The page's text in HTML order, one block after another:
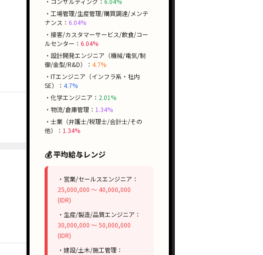
・工場管理/生産管理/購買調達/メンテ
ナンス： 6.04%
・接客/カスタマーサービス/飲食/コー
ルセンター： 6.04%
・設計開発エンジニア（機械/電気/制
御/金型/R&D）： 4.7%
・ITエンジニア（インフラ系・社内
SE）： 4.7%
・化学エンジニア： 2.01%
・物流/倉庫管理： 1.34%
・士業（弁護士/税理士/会計士/その
他）： 1.34%
💰 平均給与レンジ
・営業/セールスエンジニア：
25,000,000 〜 40,000,000
(IDR)
・生産/製造/品質エンジニア：
30,000,000 〜 50,000,000
(IDR)
・建設/土木/施工管理：